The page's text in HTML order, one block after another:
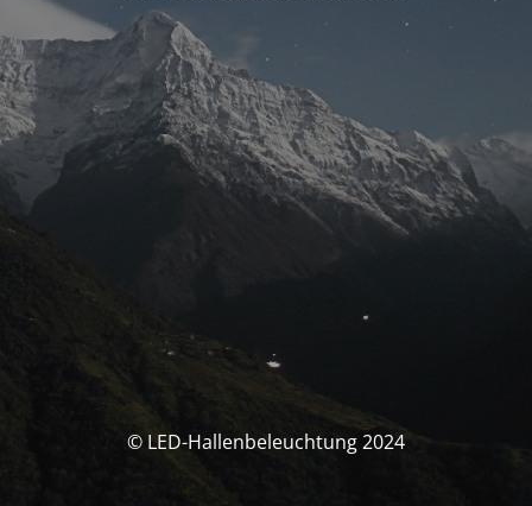
© LED-Hallenbeleuchtung 2024